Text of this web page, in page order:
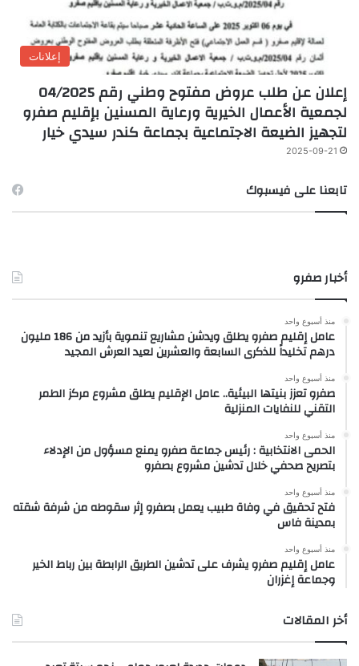
إعلانات
إعلان عن طلب عروض مفتوح وطني رقم 04/2025
لجمعية الأعمال الخيرية ورعاية المسنين بإقليم صفرو
لتجهيز الضيعة الاجتماعية بجماعة كندر سيدي خيار
2025-09-21
تابعنا على فيسبوك
أخبار صفرو
منذ أسبوع واحد
عامل إقليم صفرو يطلق ويدشن مشاريع تنموية بأزيد من 186 مليون
درهم تخليداً للذكرى السابعة والعشرين لعيد العرش المجيد
منذ أسبوع واحد
صفرو تعزز بنيتها البيئية.. عامل الإقليم يطلق مشروع مركز الطمر
التقني للنفايات المنزلية
منذ أسبوع واحد
الحمى الانتخابية : رئيس جماعة صفرو يمنع مسؤول من الإدلاء
بتصريح صحفي خلال تدشين مشروع بصفرو
منذ أسبوع واحد
فتح تحقيق في وفاة طبيب يعمل بصفرو إثر سقوطه من شرفة شقته
بمدينة فاس
منذ أسبوع واحد
عامل إقليم صفرو يشرف على تدشين الطريق الرابطة بين رباط الخير
وجماعة إغزران
أخر المقالات